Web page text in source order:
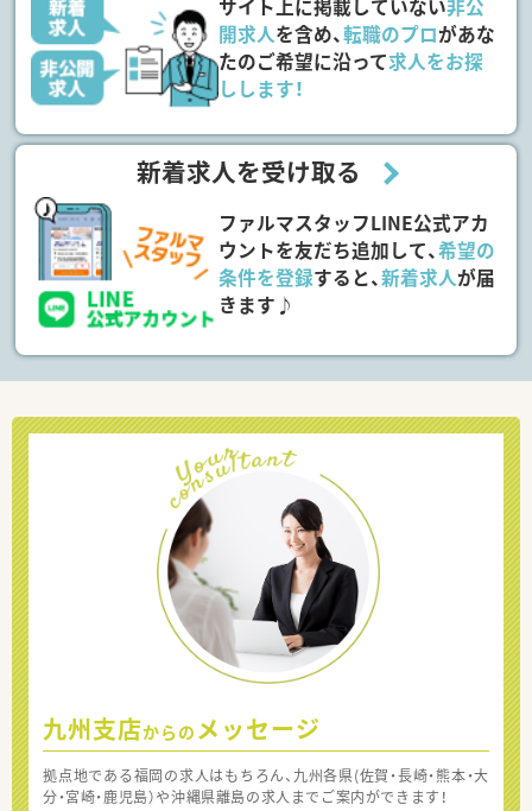
サイト上に掲載していない非公
開求人を含め、転職のプロがあな
たのご希望に沿って求人をお探
しします！
新着求人を受け取る
ファルマスタッフLINE公式アカ
ウントを友だち追加して、希望の
条件を登録すると、新着求人が届
きます♪
九州支店からの メッセージ
拠点地である福岡の求人はもちろん、九州各県(佐賀・長崎・熊本・大
分・宮崎・鹿児島）や沖縄県離島の求人までご案内ができます！